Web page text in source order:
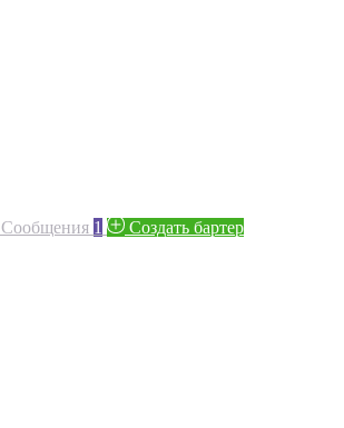
Сообщения 1 Создать бартер